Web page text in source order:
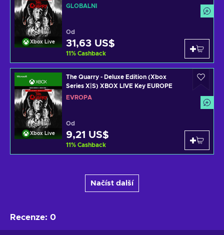
Xbox Live
GLOBÁLNÍ
Od
31,63 US$
11% Cashback
Xbox Live
The Quarry - Deluxe Edition (Xbox
Series X|S) XBOX LIVE Key EUROPE
EVROPA
Od
9,21 US$
11% Cashback
Načíst další
Recenze: 0